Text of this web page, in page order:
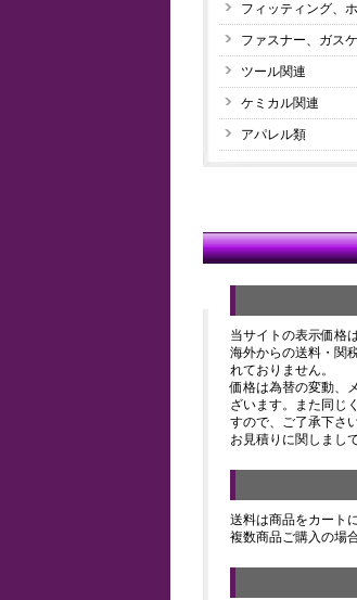
フィッティング、
ファスナー、ガス
ツール関連
ケミカル関連
アパレル類
当サイトの表示価格
海外からの送料・関
れておりません。
価格は為替の変動、
ざいます。また同じ
すので、ご了承下さい
お見積りに関しまし
送料は商品をカート
複数商品ご購入の場